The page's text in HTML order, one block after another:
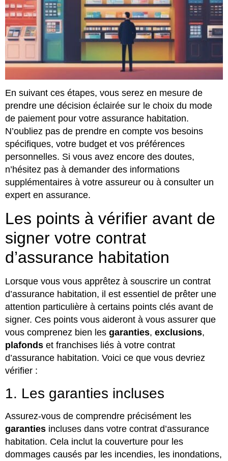
En suivant ces étapes, vous serez en mesure de
prendre une décision éclairée sur le choix du mode
de paiement pour votre assurance habitation.
N’oubliez pas de prendre en compte vos besoins
spécifiques, votre budget et vos préférences
personnelles. Si vous avez encore des doutes,
n’hésitez pas à demander des informations
supplémentaires à votre assureur ou à consulter un
expert en assurance.
Les points à vérifier avant de
signer votre contrat
d’assurance habitation
Lorsque vous vous apprêtez à souscrire un contrat
d’assurance habitation, il est essentiel de prêter une
attention particulière à certains points clés avant de
signer. Ces points vous aideront à vous assurer que
vous comprenez bien les garanties, exclusions,
plafonds et franchises liés à votre contrat
d’assurance habitation. Voici ce que vous devriez
vérifier :
1. Les garanties incluses
Assurez-vous de comprendre précisément les
garanties incluses dans votre contrat d’assurance
habitation. Cela inclut la couverture pour les
dommages causés par les incendies, les inondations,